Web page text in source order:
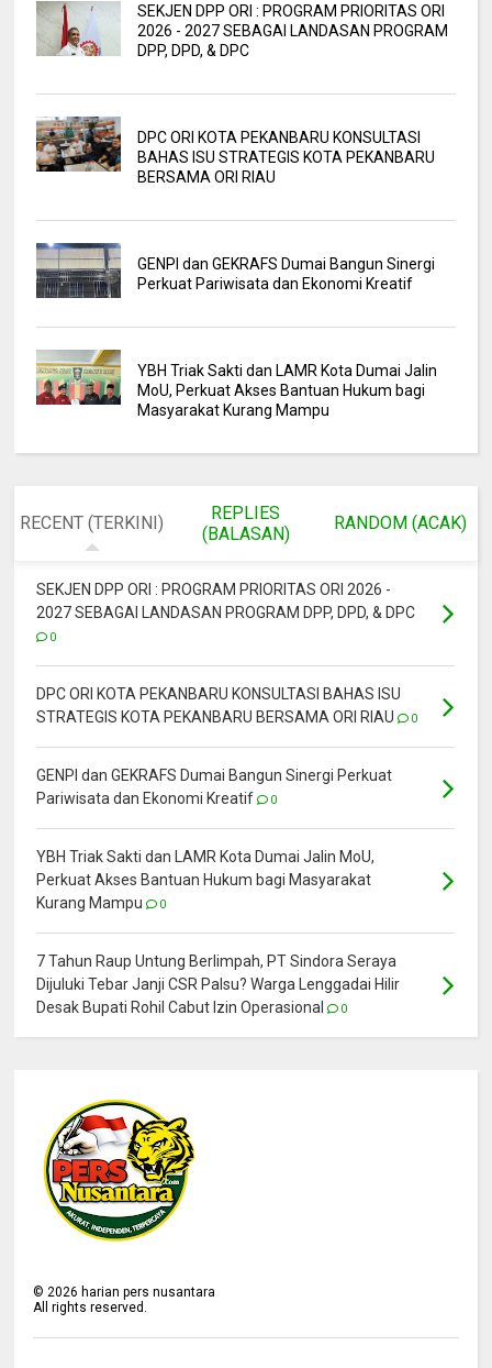
SEKJEN DPP ORI : PROGRAM PRIORITAS ORI
2026 - 2027 SEBAGAI LANDASAN PROGRAM
DPP, DPD, & DPC
DPC ORI KOTA PEKANBARU KONSULTASI
BAHAS ISU STRATEGIS KOTA PEKANBARU
BERSAMA ORI RIAU
GENPI dan GEKRAFS Dumai Bangun Sinergi
Perkuat Pariwisata dan Ekonomi Kreatif
YBH Triak Sakti dan LAMR Kota Dumai Jalin
MoU, Perkuat Akses Bantuan Hukum bagi
Masyarakat Kurang Mampu
RECENT (TERKINI)
REPLIES
(BALASAN)
RANDOM (ACAK)
SEKJEN DPP ORI : PROGRAM PRIORITAS ORI 2026 -
2027 SEBAGAI LANDASAN PROGRAM DPP, DPD, & DPC
0
DPC ORI KOTA PEKANBARU KONSULTASI BAHAS ISU
STRATEGIS KOTA PEKANBARU BERSAMA ORI RIAU
0
GENPI dan GEKRAFS Dumai Bangun Sinergi Perkuat
Pariwisata dan Ekonomi Kreatif
0
YBH Triak Sakti dan LAMR Kota Dumai Jalin MoU,
Perkuat Akses Bantuan Hukum bagi Masyarakat
Kurang Mampu
0
7 Tahun Raup Untung Berlimpah, PT Sindora Seraya
Dijuluki Tebar Janji CSR Palsu? Warga Lenggadai Hilir
Desak Bupati Rohil Cabut Izin Operasional
0
© 2026 harian pers nusantara
All rights reserved.